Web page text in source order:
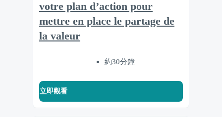
votre plan d’action pour
mettre en place le partage de
la valeur
約30分鐘
立即觀看